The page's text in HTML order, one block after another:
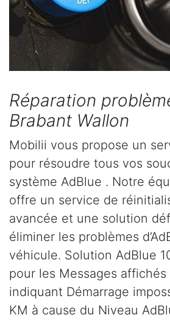
Réparation
Brabant Wallon
Mobilii vous propose un
pour résoudre tous vos
système AdBlue . Notre
offre un service de
avancée et une solution
éliminer les problèmes
véhicule. Solution AdBlue
pour les Messages
indiquant Démarrage
KM à cause du Niveau